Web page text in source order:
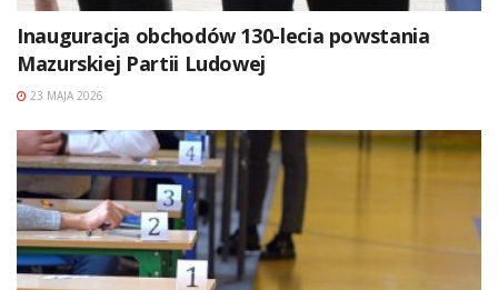
Inauguracja obchodów 130-lecia powstania
Mazurskiej Partii Ludowej
23 MAJA 2026